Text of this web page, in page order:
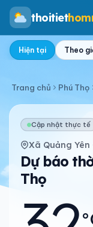
thoitiet
Hiện tại Theo
Trang chủ Phú Thọ
Cập nhật thực tế
Xã Quảng Yên
Dự báo
Thọ